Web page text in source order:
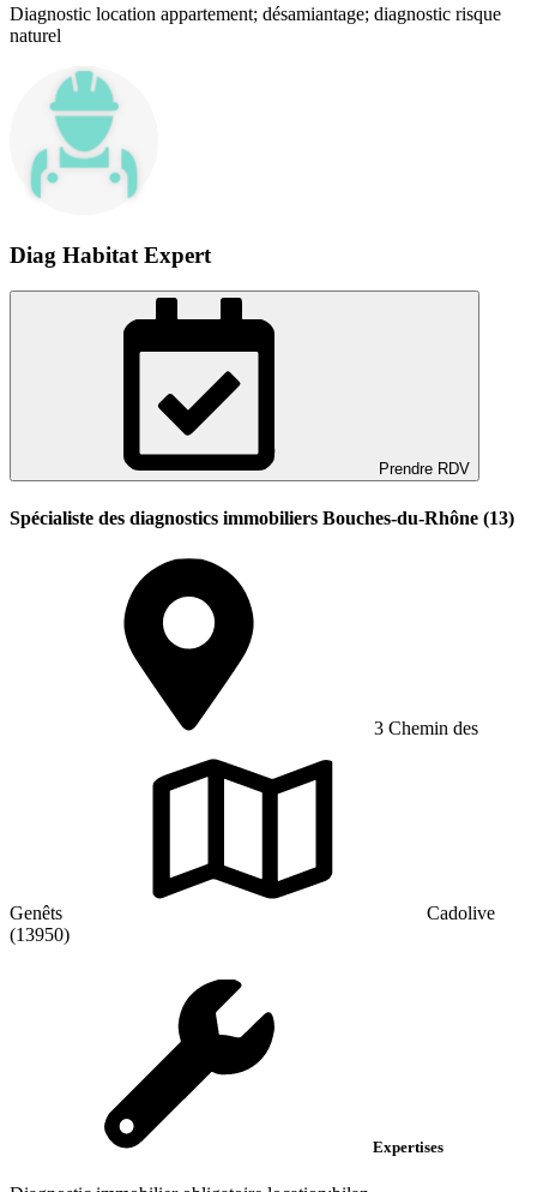
Diagnostic location appartement; désamiantage; diagnostic risque
naturel
Diag Habitat Expert
Prendre RDV
Spécialiste des diagnostics immobiliers Bouches-du-Rhône (13)
3 Chemin des
Genêts
Cadolive
(13950)
Expertises